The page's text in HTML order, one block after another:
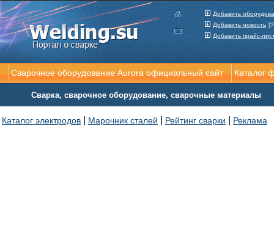
Сварочное оборудование Aurora официальный сайт Каталог
Сварка, сварочное оборудование, сварочные материалы
Каталог электродов Марочник сталей Рейтинг сварки Реклама
Добавить
Добавить новость
Добавить прайс-